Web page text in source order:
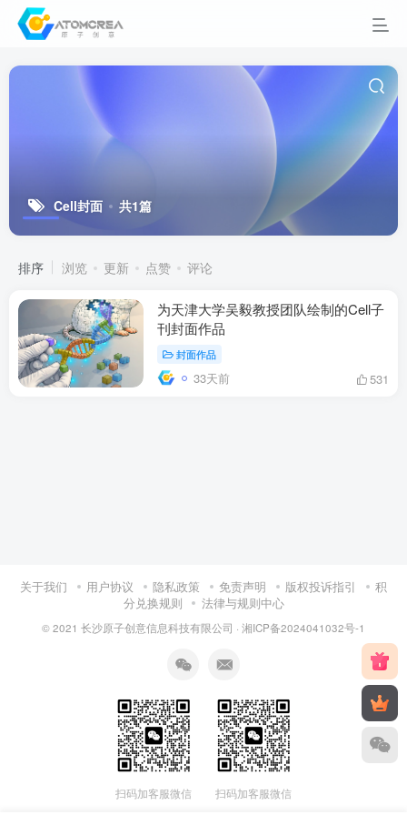
Cell封面 共1篇
排序 浏览 更新 点赞 评论
为天津大学吴毅教授团队绘制的Cell子
刊封面作品
封面作品
33天前 531
关于我们 用户协议 隐私政策 免责声明 版权投诉指引
积
分兑换规则
法律与规则中心
© 2021 长沙原子创意信息科技有限公司 · 湘ICP备2024041032号-1
扫码加客服微信 扫码加客服微信